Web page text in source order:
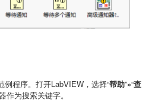
程序。打开LabVIEW，选择“帮助”»“查
作为搜索关键字。